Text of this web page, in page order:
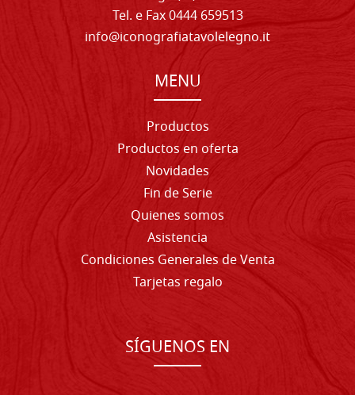
Tel. e Fax 0444 659513
info@iconografiatavolelegno.it
MENU
Productos
Productos en oferta
Novidades
Fin de Serie
Quienes somos
Asistencia
Condiciones Generales de Venta
Tarjetas regalo
SÍGUENOS EN